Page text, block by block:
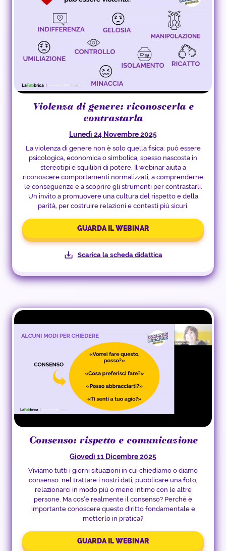
Violenza di genere: riconoscerla e
contrastarla
Lunedì 24 Novembre 2025
La violenza di genere non è solo quella fisica: può essere
psicologica, economica o simbolica, spesso nascosta in
stereotipi e squilibri di potere. Il webinar aiuta a
riconoscere comportamenti normalizzati, a comprenderne
le conseguenze e a scoprire gli strumenti per contrastarli.
Un invito a promuovere una cultura del rispetto e della
parità, per costruire relazioni e contesti più sicuri.
GUARDA IL WEBINAR
Scarica la scheda didattica
Consenso: rispetto e comunicazione
Giovedì 11 Dicembre 2025
Viviamo tutti i giorni situazioni in cui chiediamo o diamo
consenso: nel trattare i nostri dati, pubblicare una foto,
relazionarci in modo più o meno intimo con le altre
persone. Ma cos’è realmente il consenso? Perché è
importante conoscere questo diritto fondamentale e
metterlo in pratica?
GUARDA IL WEBINAR